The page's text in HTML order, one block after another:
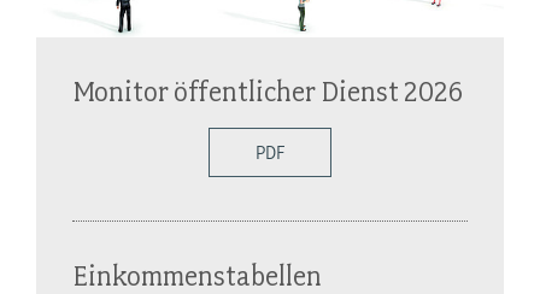
Monitor öffentlicher Dienst 2026
PDF
Einkommenstabellen